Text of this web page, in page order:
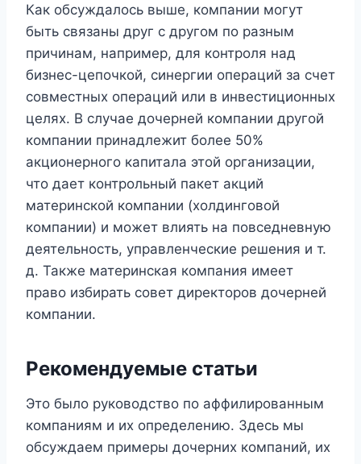
Как обсуждалось выше, компании могут
быть связаны друг с другом по разным
причинам, например, для контроля над
бизнес-цепочкой, синергии операций за счет
совместных операций или в инвестиционных
целях. В случае дочерней компании другой
компании принадлежит более 50%
акционерного капитала этой организации,
что дает контрольный пакет акций
материнской компании (холдинговой
компании) и может влиять на повседневную
деятельность, управленческие решения и т.
д. Также материнская компания имеет
право избирать совет директоров дочерней
компании.
Рекомендуемые статьи
Это было руководство по аффилированным
компаниям и их определению. Здесь мы
обсуждаем примеры дочерних компаний, их